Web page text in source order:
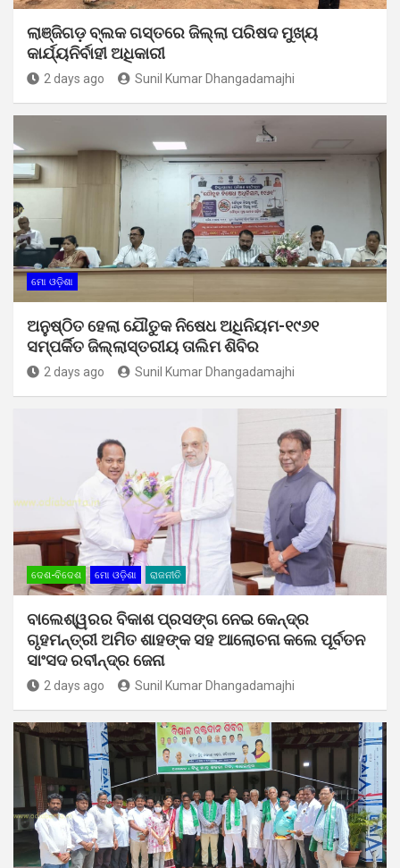
ଲାଞ୍ଜିଗଡ଼ ବ୍ଲକ ଗସ୍ତରେ ଜିଲ୍ଲା ପରିଷଦ ମୁଖ୍ୟ
କାର୍ଯ୍ୟନିର୍ବାହୀ ଅଧିକାରୀ
2 days ago Sunil Kumar Dhangadamajhi
ମୋ ଓଡ଼ିଶା
ଅନୁଷ୍ଠିତ ହେଲା ଯୌତୁକ ନିଷେଧ ଅଧିନିୟମ-୧୯୬୧
ସମ୍ପର୍କିତ ଜିଲ୍ଲାସ୍ତରୀୟ ତାଲିମ ଶିବିର
2 days ago Sunil Kumar Dhangadamajhi
ଦେଶ-ବିଦେଶ ମୋ ଓଡ଼ିଶା ରାଜନୀତି
ବାଲେଶ୍ୱରର ବିକାଶ ପ୍ରସଙ୍ଗ ନେଇ କେନ୍ଦ୍ର
ଗୃହମନ୍ତ୍ରୀ ଅମିତ ଶାହଙ୍କ ସହ ଆଲୋଚନା କଲେ ପୂର୍ବତନ
ସାଂସଦ ରବୀନ୍ଦ୍ର ଜେନା
2 days ago Sunil Kumar Dhangadamajhi